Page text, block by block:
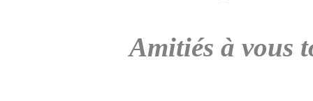
Amitiés à vous